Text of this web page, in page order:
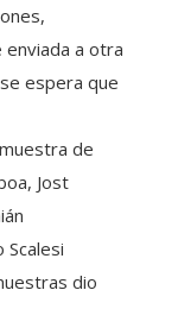
a otra
espera que
de
Jost
Scalesi
dio